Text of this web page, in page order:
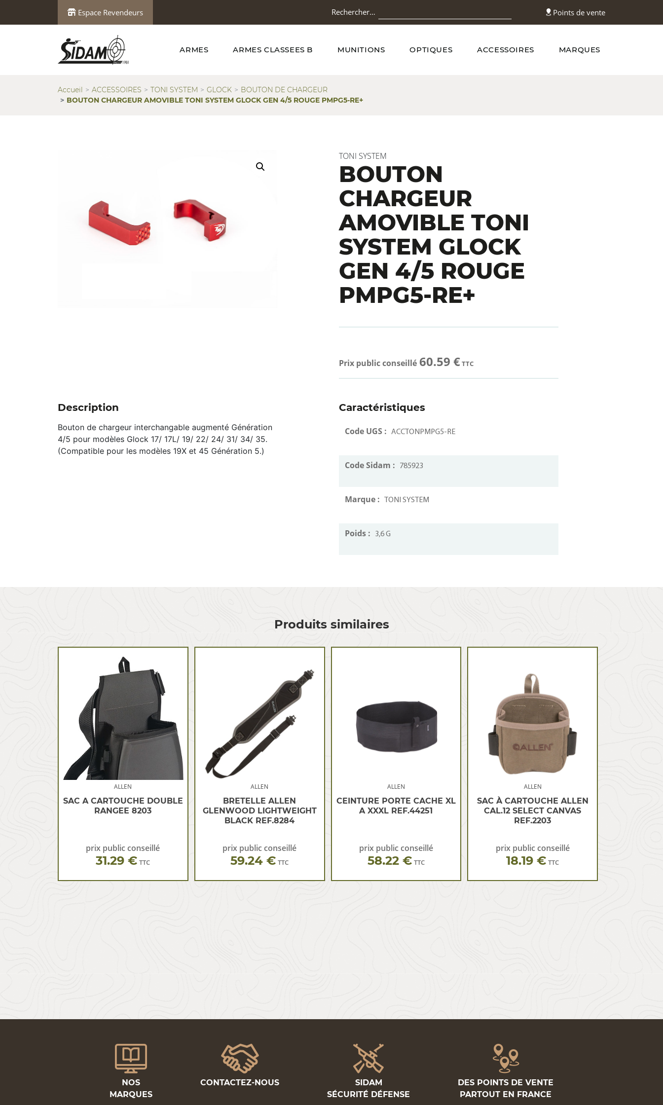
Espace Revendeurs Rechercher… Points de vente
ARMES ARMES CLASSEES B MUNITIONS OPTIQUES ACCESSOIRES MARQUES
Accueil ACCESSOIRES TONI SYSTEM GLOCK
BOUTON DE CHARGEUR
BOUTON CHARGEUR AMOVIBLE TONI SYSTEM GLOCK GEN 4/5 ROUGE PMPG5-RE+
TONI SYSTEM
BOUTON
CHARGEUR
AMOVIBLE TONI
SYSTEM GLOCK
GEN 4/5 ROUGE
PMPG5-RE+
Prix public conseillé 60.59 €TTC
Description
Bouton de chargeur interchangable augmenté Génération
4/5 pour modèles Glock 17/ 17L/ 19/ 22/ 24/ 31/ 34/ 35.
(Compatible pour les modèles 19X et 45 Génération 5.)
Caractéristiques
Code UGS : ACCTONPMPG5-RE
Code Sidam : 785923
Marque : TONI SYSTEM
Poids : 3,6 G
Produits similaires
ALLEN
SAC A CARTOUCHE DOUBLE
RANGEE 8203
prix public conseillé
31.29 € TTC
ALLEN
BRETELLE ALLEN
GLENWOOD LIGHTWEIGHT
BLACK REF.8284
prix public conseillé
59.24 € TTC
ALLEN
CEINTURE PORTE CACHE XL
A XXXL REF.44251
prix public conseillé
58.22 € TTC
ALLEN
SAC À CARTOUCHE ALLEN
CAL.12 SELECT CANVAS
REF.2203
prix public conseillé
18.19 € TTC
NOS
MARQUES
CONTACTEZ-NOUS
SIDAM
SÉCURITÉ DÉFENSE
DES POINTS DE VENTE
PARTOUT EN FRANCE